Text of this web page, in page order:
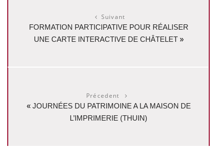
Suivant
FORMATION PARTICIPATIVE POUR RÉALISER
UNE CARTE INTERACTIVE DE CHÂTELET»
Précedent
« JOURNÉES DU PATRIMOINE A LA MAISON DE
L’IMPRIMERIE (THUIN)